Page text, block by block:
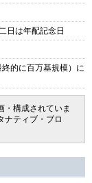
日は年配記念日
的に百万基規模）に
・構成されていま
ナティブ・ブロ